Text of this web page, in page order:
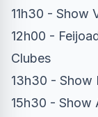
11h30 - Show
12h00 -
Clubes
13h30 - Show
15h30 - Show